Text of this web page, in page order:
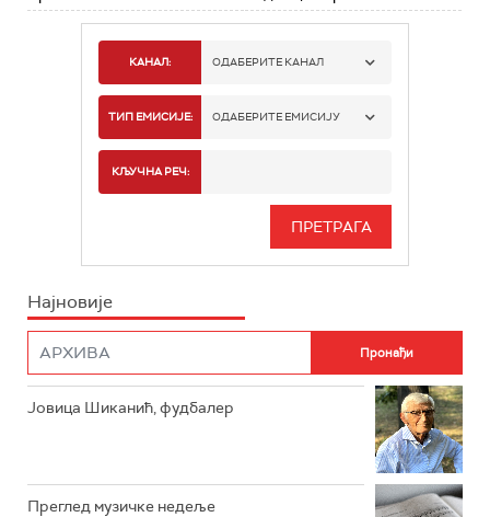
КАНАЛ: ОДАБЕРИТЕ КАНАЛ
РАДИО БЕОГРАД 1
РАДИО БЕОГРАД 3
РАДИО РОКЕНРОЛЕР
РАДИО ЏЕЗЕР
ТИП ЕМИСИЈЕ: ОДАБЕРИТЕ ЕМИСИЈУ
ИНФО
КЉУЧНА РЕЧ:
Најновије
Јовица Шиканић, фудбалер
Преглед музичке недеље